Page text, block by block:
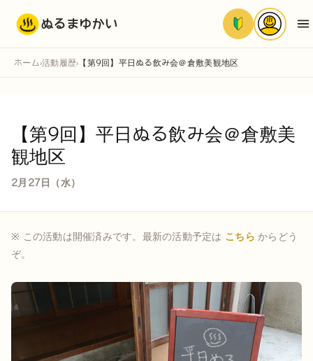
ぬるまゆかい
ホーム ›活動履歴› 【第9回】平日ぬる飲み会＠倉敷美観地区
【第9回】平日ぬる飲み会＠倉敷美
観地区
2月27日（水）
※ この活動は開催済みです。最新の活動予定は こちら からどう
ぞ。